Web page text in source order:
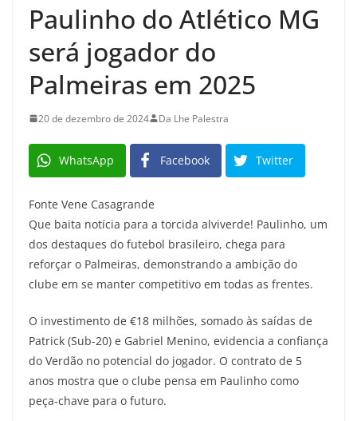
Paulinho do Atlético MG
será jogador do
Palmeiras em 2025
20 de dezembro de 2024 Da Lhe Palestra
WhatsApp Facebook Twitter
Fonte Vene Casagrande
Que baita notícia para a torcida alviverde! Paulinho, um
dos destaques do futebol brasileiro, chega para
reforçar o Palmeiras, demonstrando a ambição do
clube em se manter competitivo em todas as frentes.
O investimento de €18 milhões, somado às saídas de
Patrick (Sub-20) e Gabriel Menino, evidencia a confiança
do Verdão no potencial do jogador. O contrato de 5
anos mostra que o clube pensa em Paulinho como
peça-chave para o futuro.